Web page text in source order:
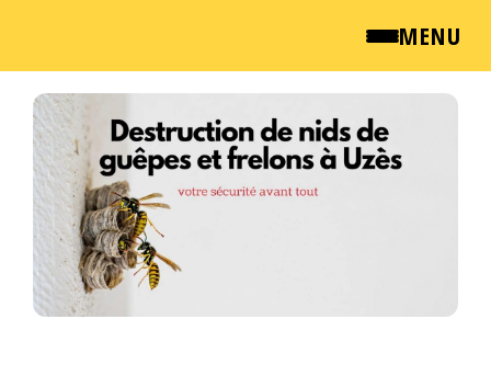
MENU
QUI SOMMES NOUS ?
NEWSROOM
TARIFS
ENGLISH
Passer
contenu